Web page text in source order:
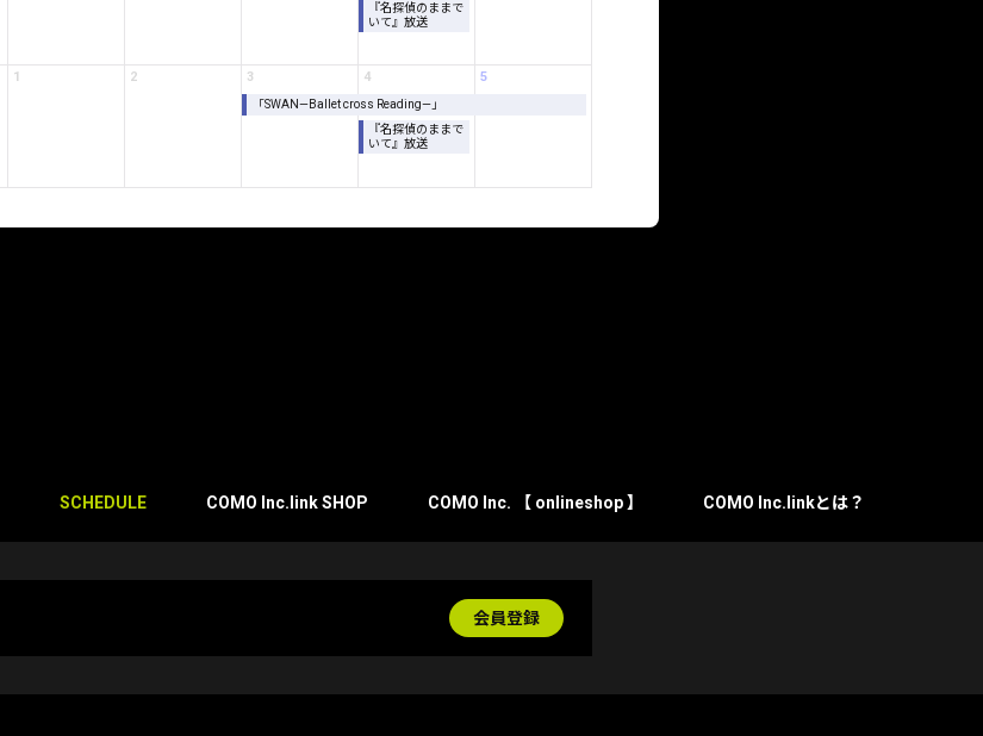
『名探偵のままで
いて』放送
1 2 3
「SWAN—Ballet cross Reading—」
4
『名探偵のままで
いて』放送
5
SCHEDULE COMO Inc.link SHOP COMO Inc. 【 onlineshop 】 COMO Inc.linkとは？
会員登録